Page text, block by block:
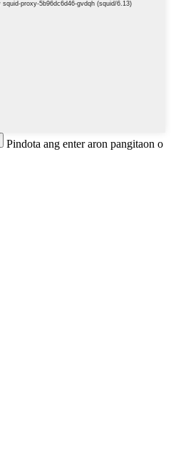
Pindota ang enter aron pangitaon o